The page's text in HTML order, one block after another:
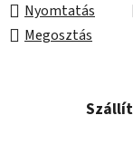
Nyomtatás
Megosztás